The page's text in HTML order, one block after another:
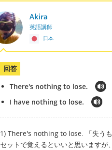
Akira
英語講師
日本
回答
There's nothing to lose.
I have nothing to lose.
1) There's nothing to lose. 「失うも
セットで覚えるといいと思いますが、